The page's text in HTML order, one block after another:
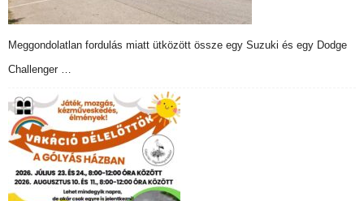
Meggondolatlan fordulás miatt ütközött össze egy Suzuki és egy Dodge
Challenger …